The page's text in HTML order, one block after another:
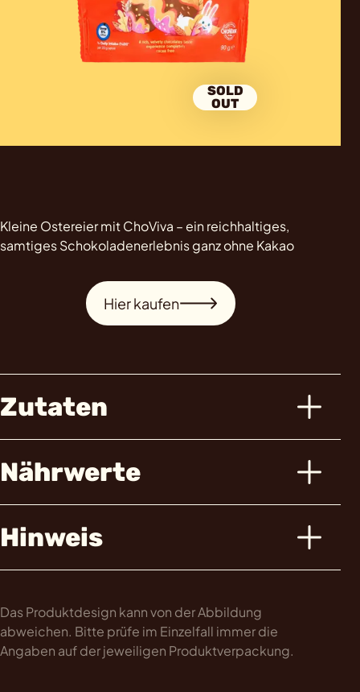
SOLD
OUT
Kleine Ostereier mit ChoViva – ein reichhaltiges,
samtiges Schokoladenerlebnis ganz ohne Kakao
Hier kaufen
Zutaten
Nährwerte
Hinweis
Das Produktdesign kann von der Abbildung
abweichen. Bitte prüfe im Einzelfall immer die
Angaben auf der jeweiligen Produktverpackung.